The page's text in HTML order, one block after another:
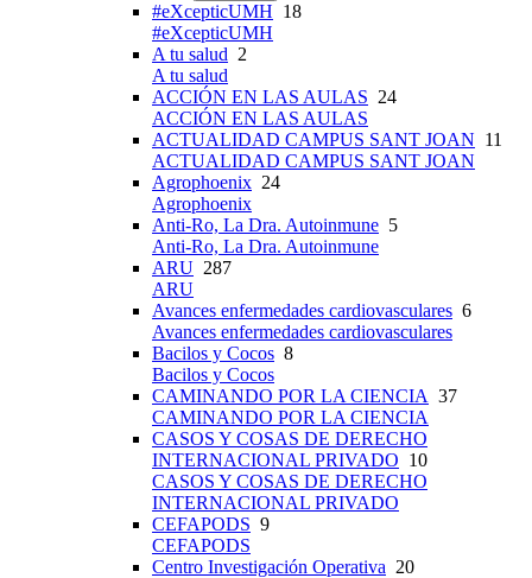
#eXcepticUMH 18
#eXcepticUMH
A tu salud 2
A tu salud
ACCIÓN EN LAS AULAS 24
ACCIÓN EN LAS AULAS
ACTUALIDAD CAMPUS SANT JOAN 11
ACTUALIDAD CAMPUS SANT JOAN
Agrophoenix 24
Agrophoenix
Anti-Ro, La Dra. Autoinmune 5
Anti-Ro, La Dra. Autoinmune
ARU 287
ARU
Avances enfermedades cardiovasculares 6
Avances enfermedades cardiovasculares
Bacilos y Cocos 8
Bacilos y Cocos
CAMINANDO POR LA CIENCIA 37
CAMINANDO POR LA CIENCIA
CASOS Y COSAS DE DERECHO
INTERNACIONAL PRIVADO 10
CASOS Y COSAS DE DERECHO
INTERNACIONAL PRIVADO
CEFAPODS 9
CEFAPODS
Centro Investigación Operativa 20